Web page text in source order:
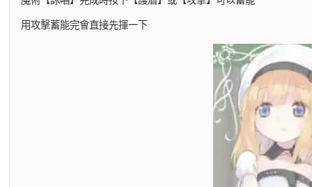
用攻擊蓄能完會直接先揮一下